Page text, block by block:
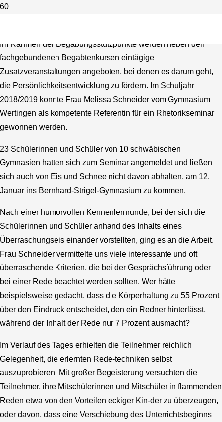
Im Rahmen der Begabungsstützpunkte werden neben den
fachgebundenen Begabtenkursen eintägige
Zusatzveranstaltungen angeboten, bei denen es darum geht,
die Persönlichkeitsentwicklung zu fördern. Im Schuljahr
2018/2019 konnte Frau Melissa Schneider vom Gymnasium
Wertingen als kompetente Referentin für ein Rhetorikseminar
gewonnen werden.
23 Schülerinnen und Schüler von 10 schwäbischen
Gymnasien hatten sich zum Seminar angemeldet und ließen
sich auch von Eis und Schnee nicht davon abhalten, am 12.
Januar ins Bernhard-Strigel-Gymnasium zu kommen.
Nach einer humorvollen Kennenlernrunde, bei der sich die
Schülerinnen und Schüler anhand des Inhalts eines
Überraschungseis einander vorstellten, ging es an die Arbeit.
Frau Schneider vermittelte uns viele interessante und oft
überraschende Kriterien, die bei der Gesprächsführung oder
bei einer Rede beachtet werden sollten. Wer hätte
beispielsweise gedacht, dass die Körperhaltung zu 55 Prozent
über den Eindruck entscheidet, den ein Redner hinterlässt,
während der Inhalt der Rede nur 7 Prozent ausmacht?
Im Verlauf des Tages erhielten die Teilnehmer reichlich
Gelegenheit, die erlernten Rede-techniken selbst
auszuprobieren. Mit großer Begeisterung versuchten die
Teilnehmer, ihre Mitschülerinnen und Mitschüler in flammenden
Reden etwa von den Vorteilen eckiger Kin-der zu überzeugen,
oder davon, dass eine Verschiebung des Unterrichtsbeginns